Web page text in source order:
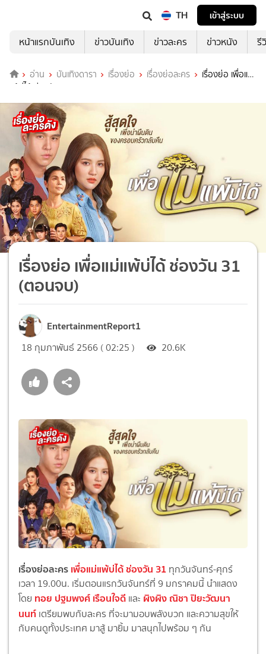
TH
เข้าสู่ระบบ
หน้าแรกบันเทิง
ข่าวบันเทิง ข่าวละคร ข่าวหนัง รี
อ่าน บันเทิงดารา เรื่องย่อ เรื่องย่อละคร
เรื่องย่อ เพื่อแม่
แพ้บ่ได้ ช่องวัน 31 (ตอนจบ)
เรื่องย่อ เพื่อแม่แพ้บ่ได้ ช่องวัน 31
(ตอนจบ)
EntertainmentReport1
18 กุมภาพันธ์ 2566 ( 02:25 ) 20.6K
เรื่องย่อละครเพื่อแม่แพ้บ่ได้ ช่องวัน 31 ทุกวันจันทร์-ศุกร์
เวลา 19.00น. เริ่มตอนแรกวันจันทร์ที่ 9 มกราคมนี้ นำแสดง
โดย ทอย ปฐมพงศ์ เรือนใจดี และ ผิงผิง ณิชา ปิยะวัฒนา
นนท์ เตรียมพบกับละคร ที่จะมามอบพลังบวก และความสุขให้
กับคนดูทั้งประเทศ มาสู้ มายิ้ม มาสนุกไปพร้อม ๆ กัน